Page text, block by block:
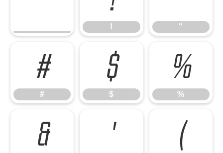
! "
#
#
$
$
%
%
& ' (